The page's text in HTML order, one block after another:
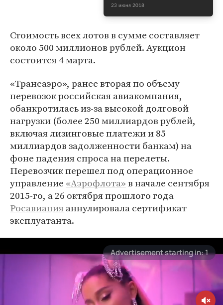
23 июня 2018
Стоимость всех лотов в сумме составляет
около 500 миллионов рублей. Аукцион
состоится 4 марта.
«Трансаэро», ранее вторая по объему
перевозок российская авиакомпания,
обанкротилась из-за высокой долговой
нагрузки (более 250 миллиардов рублей,
включая лизинговые платежи и 85
миллиардов задолженности банкам) на
фоне падения спроса на перелеты.
Перевозчик перешел под операционное
управление «Аэрофлота»в начале сентября
2015-го, а 26 октября прошлого года
Росавиация аннулировала сертификат
эксплуатанта.